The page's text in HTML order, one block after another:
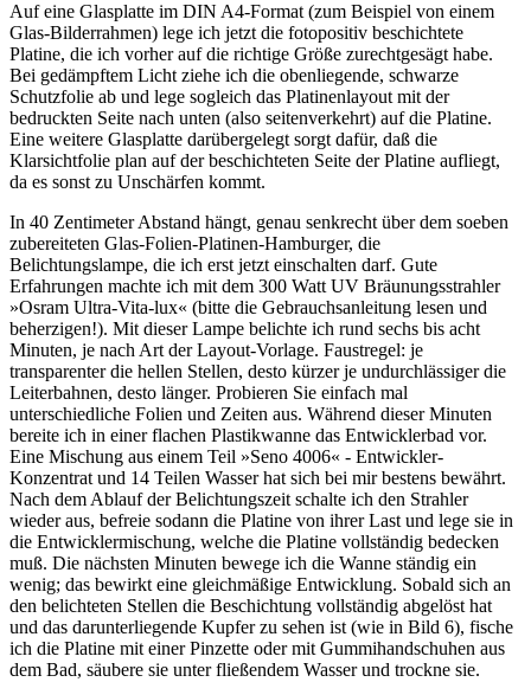
Auf eine Glasplatte im DIN A4-Format (zum Beispiel von einem
Glas-Bilderrahmen) lege ich jetzt die fotopositiv beschichtete
Platine, die ich vorher auf die richtige Größe zurechtgesägt habe.
Bei gedämpftem Licht ziehe ich die obenliegende, schwarze
Schutzfolie ab und lege sogleich das Platinenlayout mit der
bedruckten Seite nach unten (also seitenverkehrt) auf die Platine.
Eine weitere Glasplatte darübergelegt sorgt dafür, daß die
Klarsichtfolie plan auf der beschichteten Seite der Platine aufliegt,
da es sonst zu Unschärfen kommt.
In 40 Zentimeter Abstand hängt, genau senkrecht über dem soeben
zubereiteten Glas-Folien-Platinen-Hamburger, die
Belichtungslampe, die ich erst jetzt einschalten darf. Gute
Erfahrungen machte ich mit dem 300 Watt UV Bräunungsstrahler
»Osram Ultra-Vita-lux« (bitte die Gebrauchsanleitung lesen und
beherzigen!). Mit dieser Lampe belichte ich rund sechs bis acht
Minuten, je nach Art der Layout-Vorlage. Faustregel: je
transparenter die hellen Stellen, desto kürzer je undurchlässiger die
Leiterbahnen, desto länger. Probieren Sie einfach mal
unterschiedliche Folien und Zeiten aus. Während dieser Minuten
bereite ich in einer flachen Plastikwanne das Entwicklerbad vor.
Eine Mischung aus einem Teil »Seno 4006« - Entwickler-
Konzentrat und 14 Teilen Wasser hat sich bei mir bestens bewährt.
Nach dem Ablauf der Belichtungszeit schalte ich den Strahler
wieder aus, befreie sodann die Platine von ihrer Last und lege sie in
die Entwicklermischung, welche die Platine vollständig bedecken
muß. Die nächsten Minuten bewege ich die Wanne ständig ein
wenig; das bewirkt eine gleichmäßige Entwicklung. Sobald sich an
den belichteten Stellen die Beschichtung vollständig abgelöst hat
und das darunterliegende Kupfer zu sehen ist (wie in Bild 6), fische
ich die Platine mit einer Pinzette oder mit Gummihandschuhen aus
dem Bad, säubere sie unter fließendem Wasser und trockne sie.